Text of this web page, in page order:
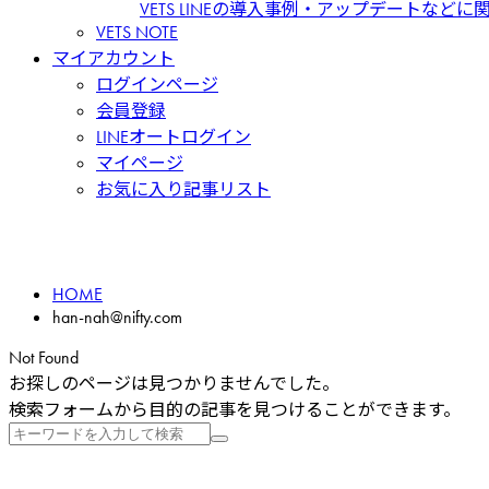
VETS LINEの導入事例・アップデートなどに
VETS NOTE
マイアカウント
ログインページ
会員登録
LINEオートログイン
マイページ
お気に入り記事リスト
HOME
han-nah@nifty.com
Not Found
お探しのページは見つかりませんでした。
検索フォームから目的の記事を見つけることができます。
検